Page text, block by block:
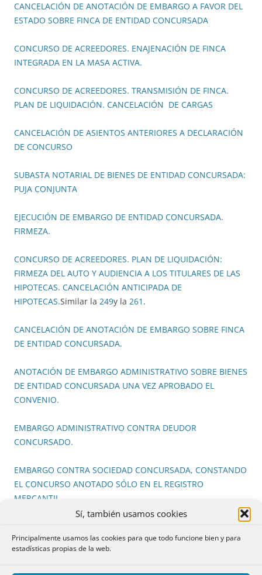
Sí, también usamos cookies
Principalmente usamos las cookies para que todo funcione bien y para
estadísticas propias de la web.
CANCELACIÓN DE ANOTACIÓN DE EMBARGO A FAVOR DEL
ESTADO SOBRE FINCA DE ENTIDAD CONCURSADA
CONCURSO DE ACREEDORES. ENAJENACIÓN DE FINCA
INTEGRADA EN LA MASA ACTIVA.
CONCURSO DE ACREEDORES. TRANSMISIÓN DE FINCA.
PLAN DE LIQUIDACIÓN. CANCELACIÓN DE CARGAS
CANCELACIÓN DE ASIENTOS ANTERIORES A DECLARACIÓN
DE CONCURSO
SUBASTA NOTARIAL DE BIENES DE ENTIDAD CONCURSADA:
PUJA CONJUNTA
EJECUCIÓN DE EMBARGO DE ENTIDAD CONCURSADA.
FIRMEZA.
CONCURSO DE ACREEDORES. PLAN DE LIQUIDACIÓN:
FIRMEZA DEL AUTO Y AUDIENCIA A LOS TITULARES DE LAS
HIPOTECAS. CANCELACIÓN ANTICIPADA DE
HIPOTECAS.Similar la 249y la 261 .
CANCELACIÓN DE ANOTACIÓN DE EMBARGO SOBRE FINCA
DE ENTIDAD CONCURSADA.
ANOTACIÓN DE EMBARGO ADMINISTRATIVO SOBRE BIENES
DE ENTIDAD CONCURSADA UNA VEZ APROBADO EL
CONVENIO.
EMBARGO ADMINISTRATIVO CONTRA DEUDOR
CONCURSADO.
EMBARGO CONTRA SOCIEDAD CONCURSADA, CONSTANDO
EL CONCURSO ANOTADO SÓLO EN EL REGISTRO
MERCANTIL.
EMBARGO DE FINCA DE ENTIDAD CONCURSADA.